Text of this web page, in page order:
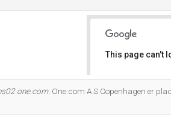
This page can't
. One.com A S Copenhagen er